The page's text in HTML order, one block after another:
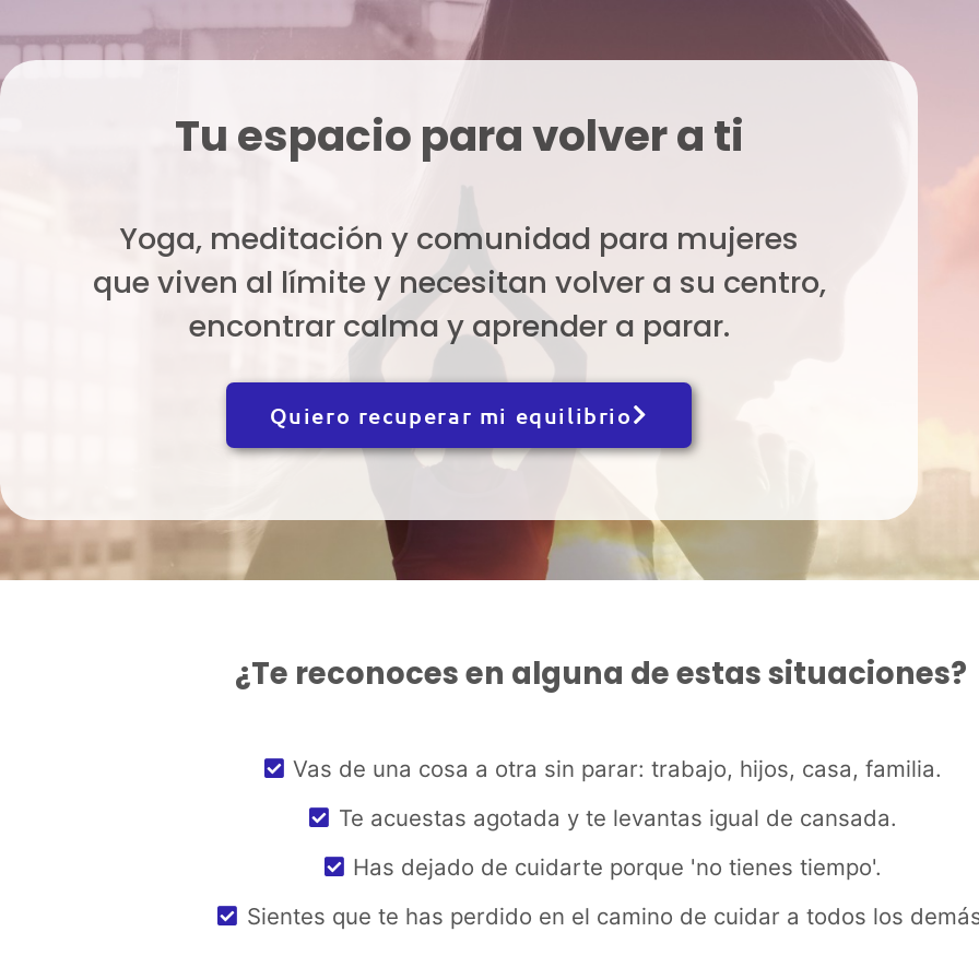
Tu espacio para volver a ti
Yoga, meditación y comunidad para mujeres
que viven al límite y necesitan volver a su centro,
encontrar calma y aprender a parar.
Quiero recuperar mi equilibrio
¿Te reconoces en alguna de estas situaciones?
Vas de una cosa a otra sin parar: trabajo, hijos, casa, familia.
Te acuestas agotada y te levantas igual de cansada.
Has dejado de cuidarte porque 'no tienes tiempo'.
Sientes que te has perdido en el camino de cuidar a todos los